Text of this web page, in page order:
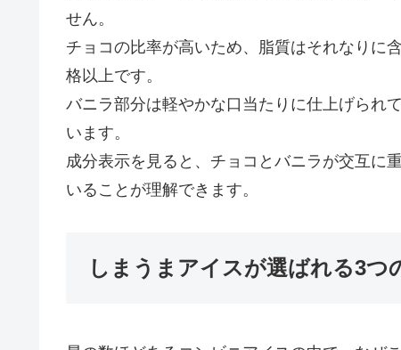
せん。
チョコの比率が高いため、脂質はそれなりに
格以上です。
バニラ部分は軽やかな口当たりに仕上げられ
います。
成分表示を見ると、チョコとバニラが交互に
いることが理解できます。
しまうまアイスが選ばれる3つ